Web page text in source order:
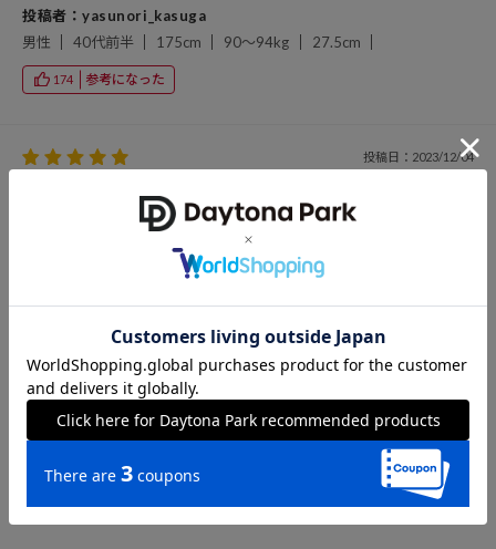
投稿者：yasunori_kasuga
男性
40代前半 175cm 90～94kg 27.5cm
174 参考になった
投稿日：2023/12/04
色：
CAHLUMNのシャツでは一番お高いシャツですが、実物を見ると良さ
が伝わります。 オンラインで購入を検討している方は一度店頭で実物
投稿者：佐藤
男性
30代前半 180cm 90～94kg 28.5cm
245 参考になった